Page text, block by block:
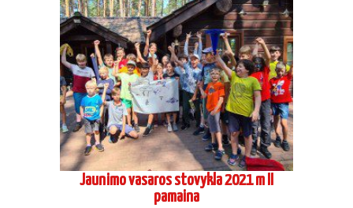
Jaunimo vasaros stovykla 2021 m II
pamaina